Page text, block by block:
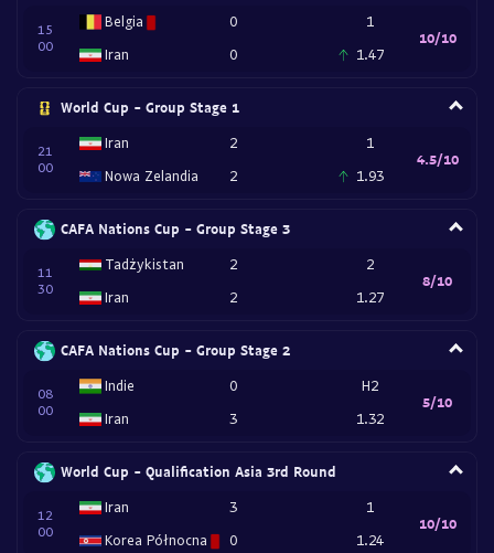
15
00
Belgia
Iran
0
0
1
1.47
10/10
World Cup - Group Stage 1
21
00
Iran
Nowa Zelandia
2
2
1
1.93
4.5/10
CAFA Nations Cup - Group Stage 3
11
30
Tadżykistan
Iran
2
2
2
1.27
8/10
CAFA Nations Cup - Group Stage 2
08
00
Indie
Iran
0
3
H2
1.32
5/10
World Cup - Qualification Asia 3rd Round
12
00
Iran
Korea Północna
3
0
1
1.24
10/10